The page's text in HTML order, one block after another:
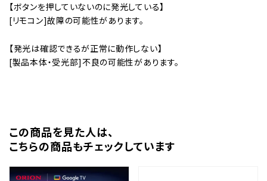
【ボタンを押していないのに発光している】
[リモコン]故障の可能性があります。
【発光は確認できるが正常に動作しない】
[製品本体・受光部]不良の可能性があります。
この商品を⾒た⼈は、
こちらの商品もチェックしています